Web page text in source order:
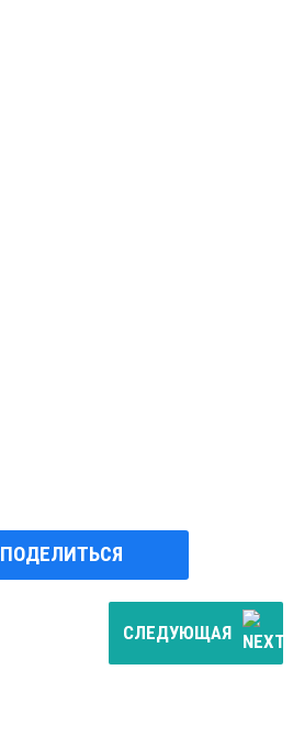
ПОДЕЛИТЬСЯ
СЛЕДУЮЩАЯ